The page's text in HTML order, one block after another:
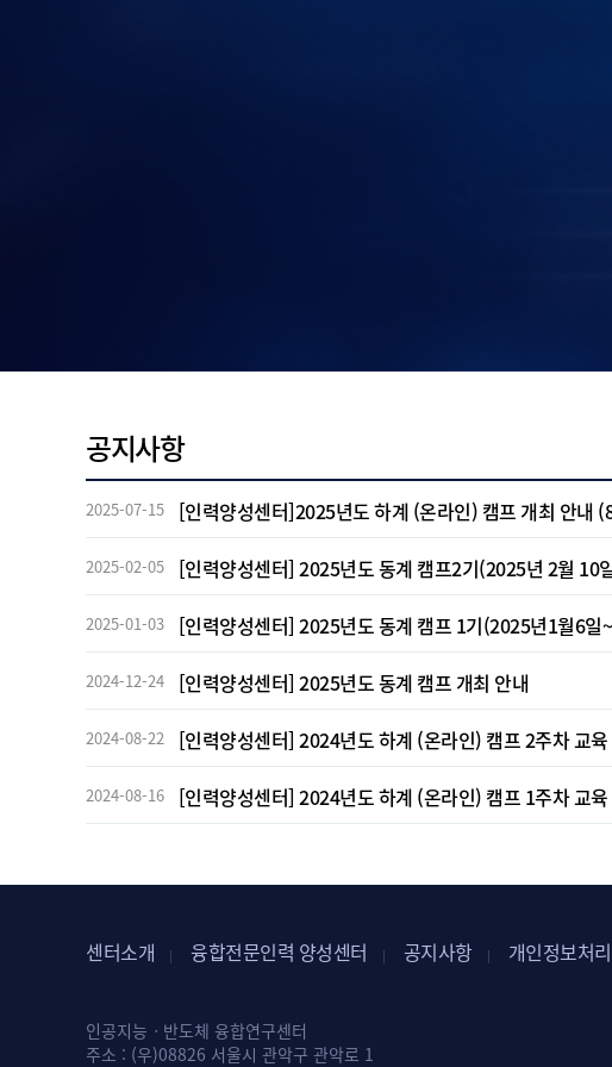
공지사항
2025-07-15 [인력양성센터]2025년도 하계 (온라인) 캠프 개최 안내
2025-02-05 [인력양성센터] 2025년도 동계 캠프2기(2025년 2월
2025-01-03 [인력양성센터] 2025년도 동계 캠프 1기(2025년1월6
2024-12-24 [인력양성센터] 2025년도 동계 캠프 개최 안내
2024-08-22 [인력양성센터] 2024년도 하계 (온라인) 캠프 2주차 교
2024-08-16 [인력양성센터] 2024년도 하계 (온라인) 캠프 1주차 교
센터소개 | 융합전문인력 양성센터 | 공지사항 | 개인정보처
인공지능ㆍ반도체 융합연구센터
주소 : (우)08826 서울시 관악구 관악로 1